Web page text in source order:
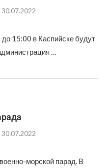
30.07.2022
15:00 в Каспийске будут
…
30.07.2022
морской парад. В